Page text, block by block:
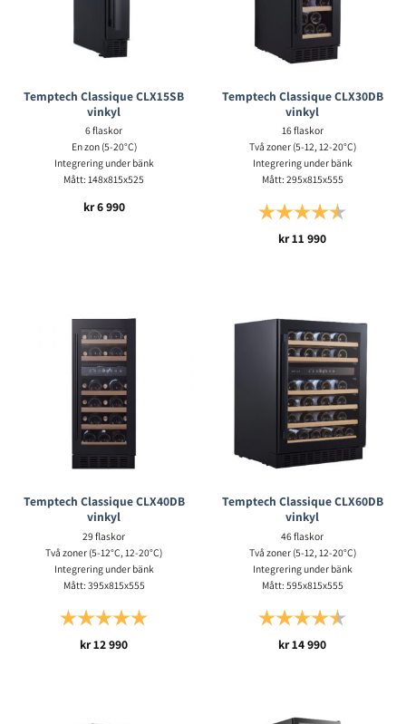
Temptech Classique CLX15SB
vinkyl
6 flaskor
En zon (5-20°C)
Integrering under bänk
Mått: 148x815x525
kr6 990
Temptech Classique CLX30DB
vinkyl
16 flaskor
Två zoner (5-12, 12-20°C)
Integrering under bänk
Mått: 295x815x555
Betyg:
kr11 990
Temptech Classique CLX40DB
vinkyl
29 flaskor
Två zoner (5-12°C, 12-20°C)
Integrering under bänk
Mått: 395x815x555
Betyg:
kr12 990
Temptech Classique CLX60DB
vinkyl
46 flaskor
Två zoner (5-12, 12-20°C)
Integrering under bänk
Mått: 595x815x555
Betyg:
kr14 990